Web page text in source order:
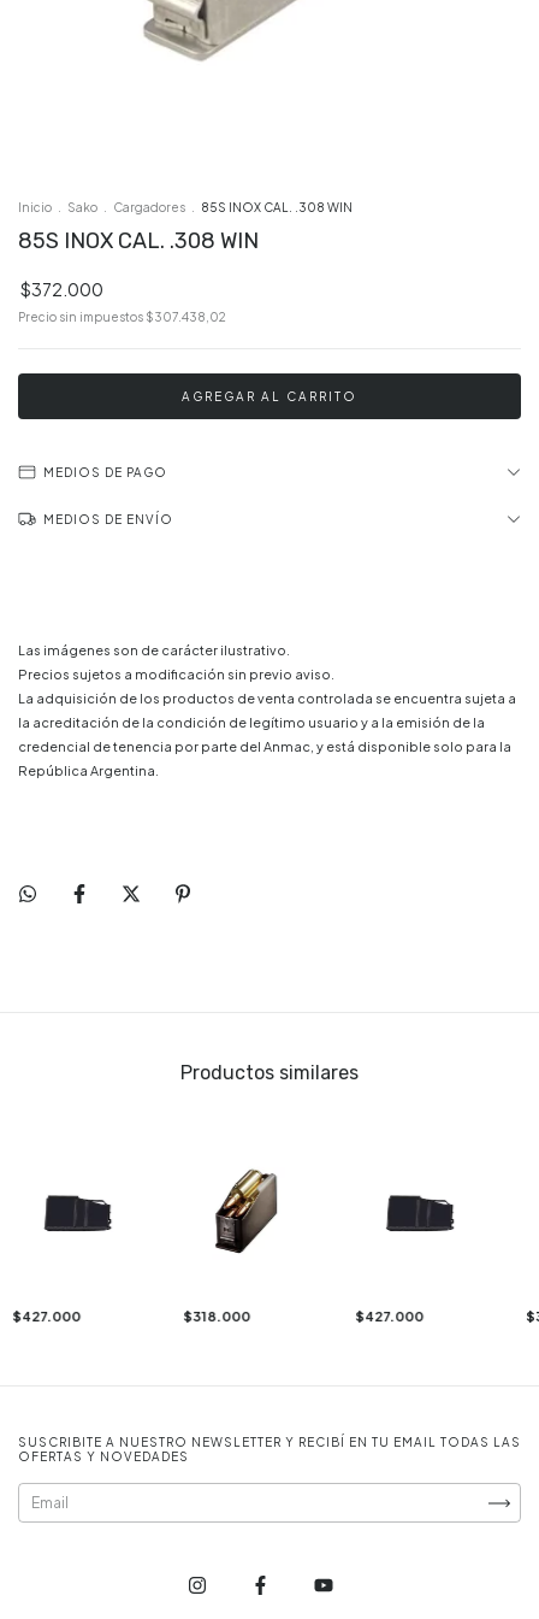
Inicio Sako Cargadores 85S INOX CAL. .308 WIN
85S INOX CAL. .308 WIN
$372.000
Precio sin impuestos $307.438,02
MEDIOS DE PAGO
MEDIOS DE ENVÍO
Las imágenes son de carácter ilustrativo.
Precios sujetos a modificación sin previo aviso.
La adquisición de los productos de venta controlada se encuentra sujeta a
la acreditación de la condición de legítimo usuario y a la emisión de la
credencial de tenencia por parte del Anmac, y está disponible solo para la
República Argentina.
Productos similares
$427.000 $318.000 $427.000
SUSCRIBITE A NUESTRO NEWSLETTER Y RECIBÍ EN TU EMAIL TODAS LAS
OFERTAS Y NOVEDADES